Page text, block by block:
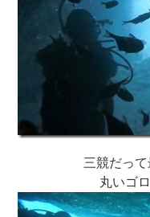
三競だって
丸いゴ